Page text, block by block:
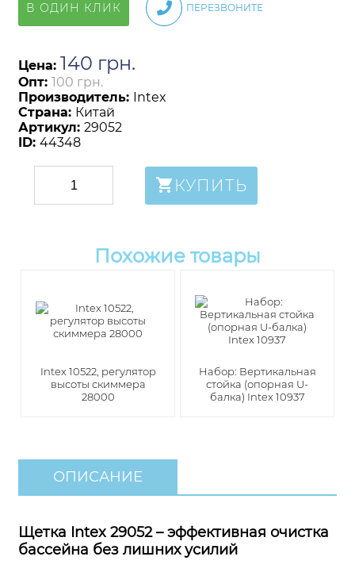
В ОДИН КЛИК ПЕРЕЗВОНИТЕ
Цена: 140 грн.
Опт: 100 грн.
Производитель: Intex
Страна: Китай
Артикул: 29052
ID: 44348
КУПИТЬ
Похожие товары
Intex 10522, регулятор
высоты скиммера
28000
Набор: Вертикальная
стойка (опорная U-
балка) Intex 10937
ОПИСАНИЕ
Щетка Intex 29052 – эффективная очистка
бассейна без лишних усилий